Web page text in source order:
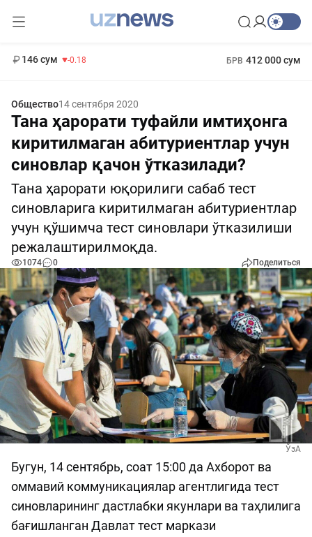
146 сум -0.18 БРВ 412 000 сум
Общество14 сентября 2020
Тана ҳарорати туфайли имтиҳонга
киритилмаган абитуриентлар учун
синовлар қачон ўтказилади?
Тана ҳарорати юқорилиги сабаб тест
синовларига киритилмаган абитуриентлар
учун қўшимча тест синовлари ўтказилиши
режалаштирилмоқда.
1074 0 Поделиться
ЎзА
Бугун, 14 сентябрь, соат 15:00 да Aхборот ва
оммавий коммуникациялар агентлигида тест
синовларининг дастлабки якунлари ва таҳлилига
бағишланган Давлат тест маркази